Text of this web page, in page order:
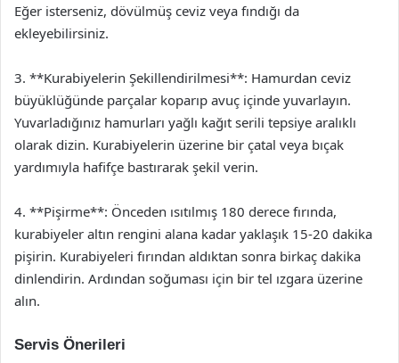
Eğer isterseniz, dövülmüş ceviz veya fındığı da
ekleyebilirsiniz.
3. **Kurabiyelerin Şekillendirilmesi**: Hamurdan ceviz
büyüklüğünde parçalar koparıp avuç içinde yuvarlayın.
Yuvarladığınız hamurları yağlı kağıt serili tepsiye aralıklı
olarak dizin. Kurabiyelerin üzerine bir çatal veya bıçak
yardımıyla hafifçe bastırarak şekil verin.
4. **Pişirme**: Önceden ısıtılmış 180 derece fırında,
kurabiyeler altın rengini alana kadar yaklaşık 15-20 dakika
pişirin. Kurabiyeleri fırından aldıktan sonra birkaç dakika
dinlendirin. Ardından soğuması için bir tel ızgara üzerine
alın.
Servis Önerileri